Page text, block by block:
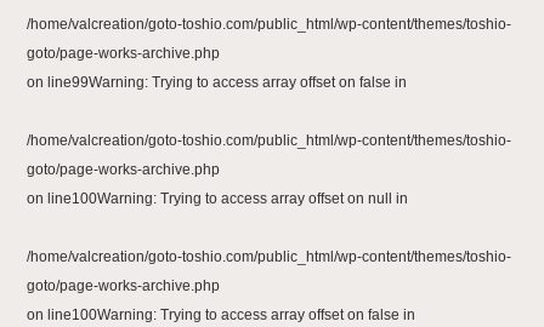
/home/valcreation/goto-toshio.com/public_html/wp-content/themes/toshio-
goto/page-works-archive.php
on line99Warning: Trying to access array offset on false in
/home/valcreation/goto-toshio.com/public_html/wp-content/themes/toshio-
goto/page-works-archive.php
on line100Warning: Trying to access array offset on null in
/home/valcreation/goto-toshio.com/public_html/wp-content/themes/toshio-
goto/page-works-archive.php
on line100Warning: Trying to access array offset on false in